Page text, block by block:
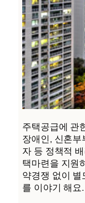
주택공급에 관
장애인, 신혼부
자 등 정책적
택마련을 지원
약경쟁 없이 별
를 이야기 해요.